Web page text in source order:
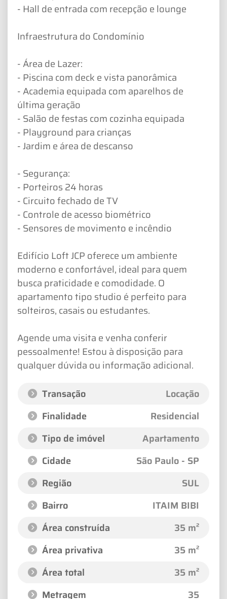
- Hall de entrada com recepção e lounge
Infraestrutura do Condomínio
- Área de Lazer:
- Piscina com deck e vista panorâmica
- Academia equipada com aparelhos de
última geração
- Salão de festas com cozinha equipada
- Playground para crianças
- Jardim e área de descanso
- Segurança:
- Porteiros 24 horas
- Circuito fechado de TV
- Controle de acesso biométrico
- Sensores de movimento e incêndio
Edifício Loft JCP oferece um ambiente
moderno e confortável, ideal para quem
busca praticidade e comodidade. O
apartamento tipo studio é perfeito para
solteiros, casais ou estudantes.
Agende uma visita e venha conferir
pessoalmente! Estou à disposição para
qualquer dúvida ou informação adicional.
Transação
Locação
Finalidade
Residencial
Tipo de imóvel
Apartamento
Cidade
São Paulo - SP
Região
SUL
Bairro
ITAIM BIBI
Área construída
35 m²
Área privativa
35 m²
Área total
35 m²
Metragem
35